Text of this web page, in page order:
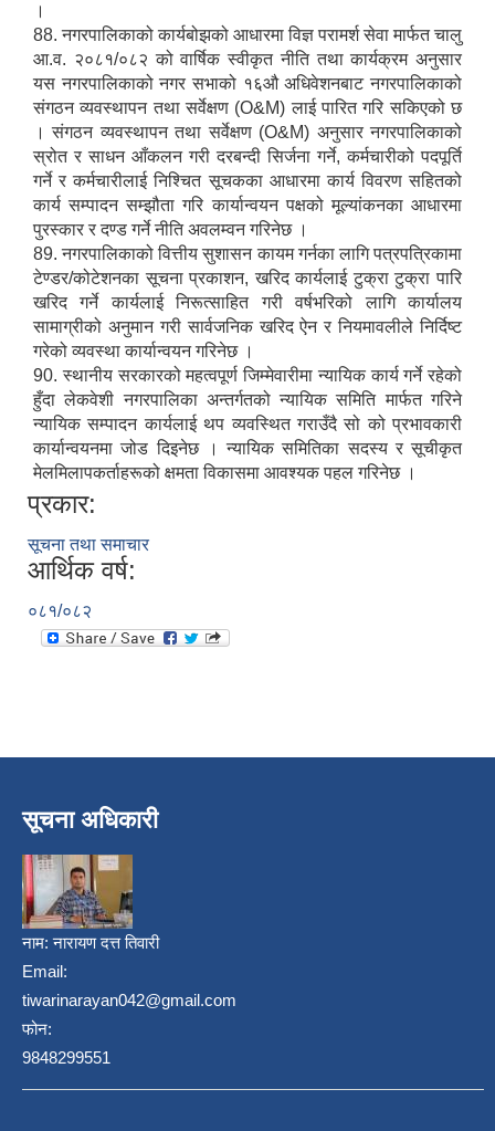
।
88. नगरपालिकाको कार्यबोझको आधारमा विज्ञ परामर्श सेवा मार्फत चालु
आ.व. २०८१/०८२ को वार्षिक स्वीकृत नीति तथा कार्यक्रम अनुसार
यस नगरपालिकाको नगर सभाको १६औ अधिवेशनबाट नगरपालिकाको
संगठन व्यवस्थापन तथा सर्वेक्षण (O&M) लाई पारित गरि सकिएको छ
। संगठन व्यवस्थापन तथा सर्वेक्षण (O&M) अनुसार नगरपालिकाको
स्रोत र साधन आँकलन गरी दरबन्दी सिर्जना गर्ने, कर्मचारीको पदपूर्ति
गर्ने र कर्मचारीलाई निश्चित सूचकका आधारमा कार्य विवरण सहितको
कार्य सम्पादन सम्झौता गरि कार्यान्वयन पक्षको मूल्यांकनका आधारमा
पुरस्कार र दण्ड गर्ने नीति अवलम्वन गरिनेछ ।
89. नगरपालिकाको वित्तीय सुशासन कायम गर्नका लागि पत्रपत्रिकामा
टेण्डर/कोटेशनका सूचना प्रकाशन, खरिद कार्यलाई टुक्रा टुक्रा पारि
खरिद गर्ने कार्यलाई निरूत्साहित गरी वर्षभरिको लागि कार्यालय
सामाग्रीको अनुमान गरी सार्वजनिक खरिद ऐन र नियमावलीले निर्दिष्ट
गरेको व्यवस्था कार्यान्वयन गरिनेछ ।
90‍‍. स्थानीय सरकारको महत्वपूर्ण जिम्मेवारीमा न्यायिक कार्य गर्ने रहेको
हुँदा लेकवेशी नगरपालिका अन्तर्गतको न्यायिक समिति मार्फत गरिने
न्यायिक सम्पादन कार्यलाई थप व्यवस्थित गराउँदै सो को प्रभावकारी
कार्यान्वयनमा जोड दिइनेछ । न्यायिक समितिका सदस्य र सूचीकृत
मेलमिलापकर्ताहरूको क्षमता विकासमा आवश्यक पहल गरिनेछ ।
प्रकार:
सूचना तथा समाचार
आर्थिक वर्ष:
०८१/०८२
सूचना अधिकारी
नाम:नारायण दत्त तिवारी
Email:
tiwarinarayan042@gmail.com
फोन:
9848299551